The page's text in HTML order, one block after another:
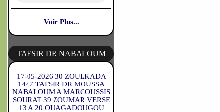
Voir Plus...
TAFSIR DR NABALOUM
17-05-2026 30 ZOULKADA
1447 TAFSIR DR MOUSSA
NABALOUM A MARCOUSSIS
SOURAT 39 ZOUMAR VERSE
13 A 20 OUAGADOUGOU